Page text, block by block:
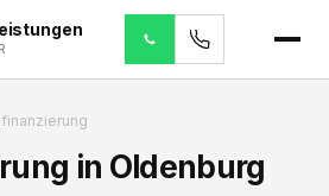
in Oldenburg